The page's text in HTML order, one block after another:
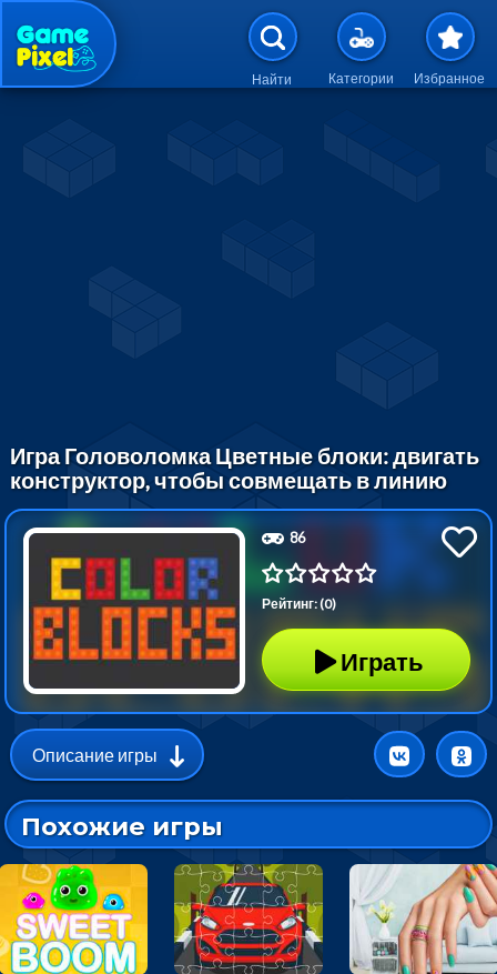
Перейти к основному
Найти Категории Избранное
Игра Головоломка Цветные блоки: двигать
конструктор, чтобы совмещать в линию
86
Рейтинг: (0)
Играть
Описание игры
Похожие игры